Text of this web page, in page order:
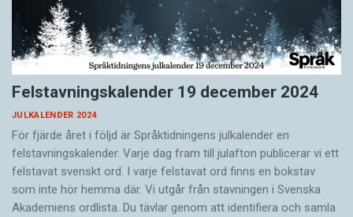
Felstavningskalender 19 december 2024
JULKALENDER 2024
För fjärde året i följd är Språktidningens julkalender en
felstavningskalender. Varje dag fram till julafton publicerar vi ett
felstavat svenskt ord. I varje felstavat ord finns en bokstav
som inte hör hemma där. Vi utgår från stavningen i Svenska
Akademiens ordlista. Du tävlar genom att identifiera och samla